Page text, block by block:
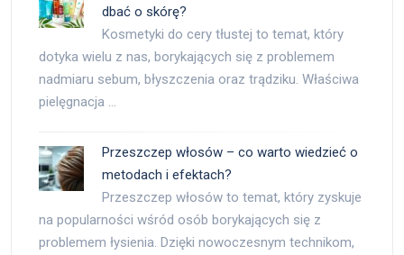
dbać o skórę?
Kosmetyki do cery tłustej to temat, który
dotyka wielu z nas, borykających się z problemem
nadmiaru sebum, błyszczenia oraz trądziku. Właściwa
pielęgnacja …
Przeszczep włosów – co warto wiedzieć o
metodach i efektach?
Przeszczep włosów to temat, który zyskuje
na popularności wśród osób borykających się z
problemem łysienia. Dzięki nowoczesnym technikom,